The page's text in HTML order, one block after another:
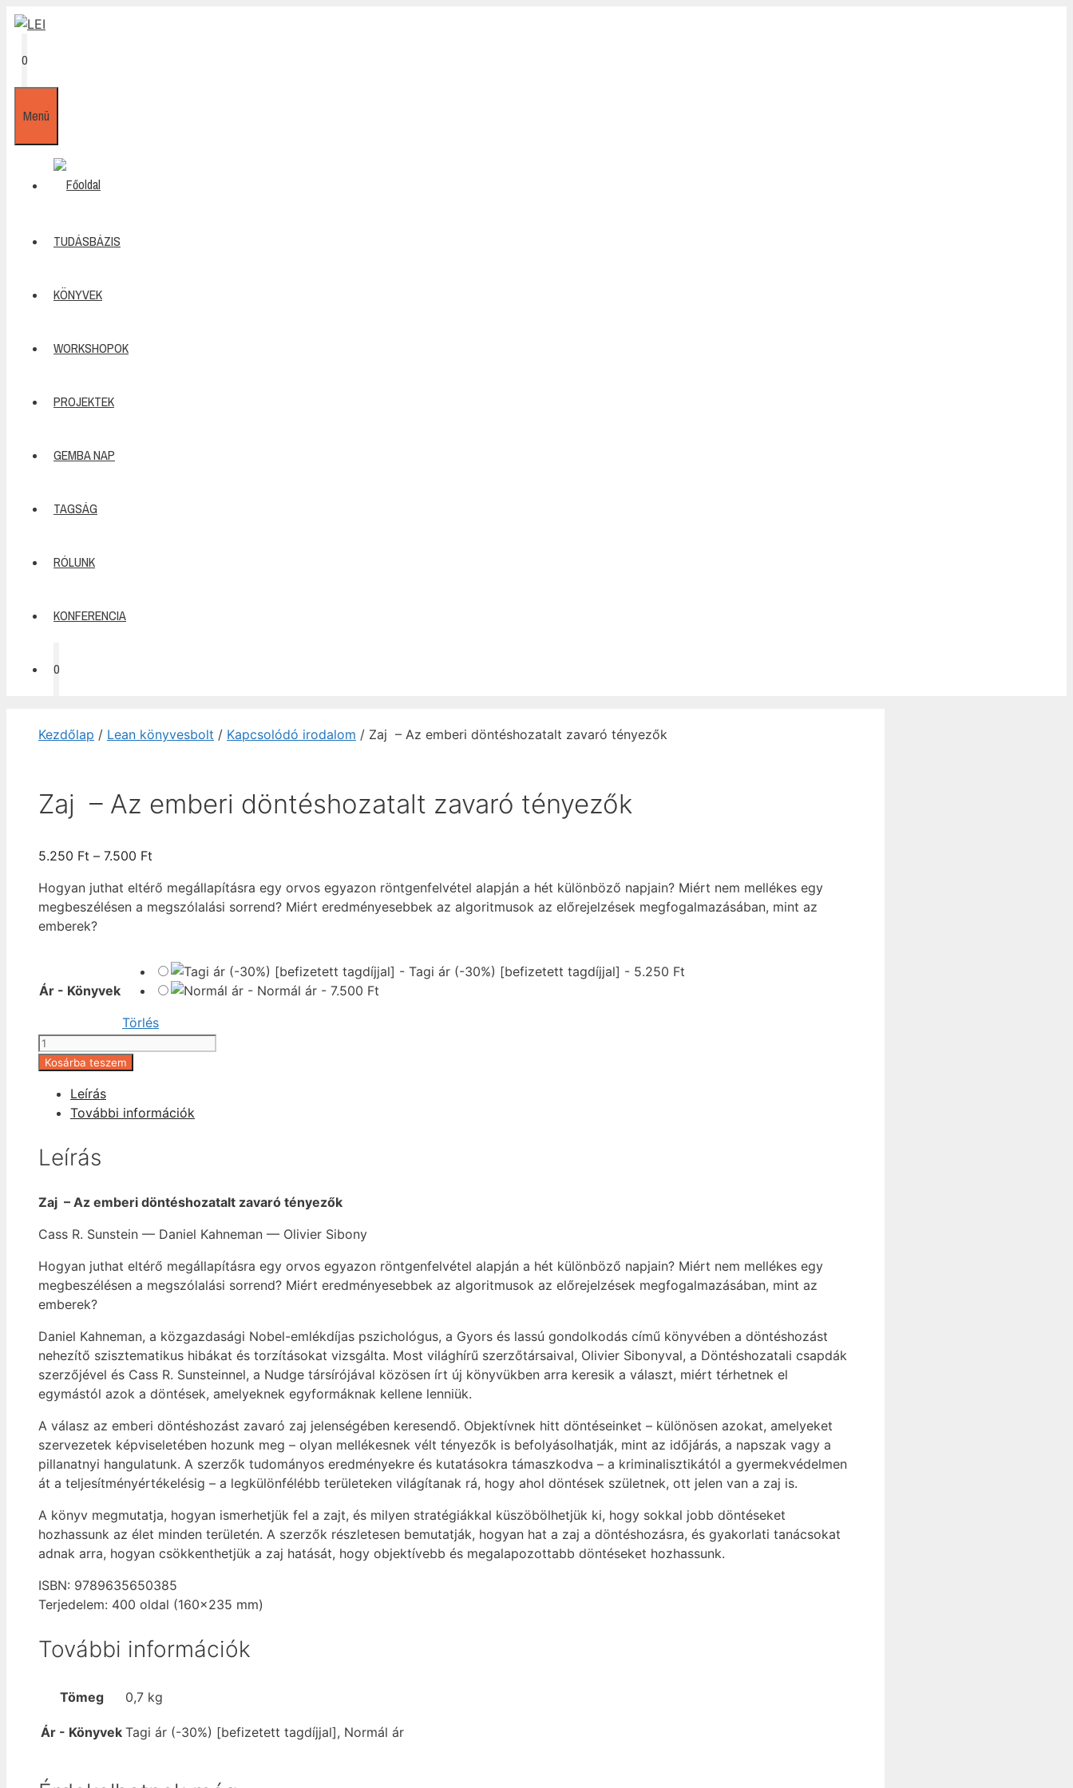
Kilépés
tartalomba
0
Menü
TUDÁSBÁZIS
KÖNYVEK
WORKSHOPOK
PROJEKTEK
GEMBA NAP
TAGSÁG
RÓLUNK
KONFERENCIA
0
Kezdőlap / Lean könyvesbolt / Kapcsolódó irodalom / Zaj – Az emberi döntéshozatalt zavaró tényezők
Zaj – Az emberi döntéshozatalt zavaró tényezők
5.250 Ft – 7.500 Ft
-
7.500 Ft
Hogyan juthat eltérő megállapításra egy orvos egyazon röntgenfelvétel alapján a hét különböző napjain? Miért nem mellékes egy
megbeszélésen a megszólalási sorrend? Miért eredményesebbek az algoritmusok az előrejelzések megfogalmazásában, mint az
emberek?
Ár - Könyvek
- Tagi ár (-30%) [befizetett tagdíjjal] - 5.250 Ft
- Normál ár - 7.500 Ft
Törlés
Zaj
-
emberi
döntéshozatalt
tényezők
Kosárba teszem
Leírás
További információk
Leírás
Zaj – Az emberi döntéshozatalt zavaró tényezők
Cass R. Sunstein — Daniel Kahneman — Olivier Sibony
Hogyan juthat eltérő megállapításra egy orvos egyazon röntgenfelvétel alapján a hét különböző napjain? Miért nem mellékes egy
megbeszélésen a megszólalási sorrend? Miért eredményesebbek az algoritmusok az előrejelzések megfogalmazásában, mint az
emberek?
Daniel Kahneman, a közgazdasági Nobel-emlékdíjas pszichológus, a Gyors és lassú gondolkodás című könyvében a döntéshozást
nehezítő szisztematikus hibákat és torzításokat vizsgálta. Most világhírű szerzőtársaival, Olivier Sibonyval, a Döntéshozatali csapdák
szerzőjével és Cass R. Sunsteinnel, a Nudge társírójával közösen írt új könyvükben arra keresik a választ, miért térhetnek el
egymástól azok a döntések, amelyeknek egyformáknak kellene lenniük.
A válasz az emberi döntéshozást zavaró zaj jelenségében keresendő. Objektívnek hitt döntéseinket – különösen azokat, amelyeket
szervezetek képviseletében hozunk meg – olyan mellékesnek vélt tényezők is befolyásolhatják, mint az időjárás, a napszak vagy a
pillanatnyi hangulatunk. A szerzők tudományos eredményekre és kutatásokra támaszkodva – a kriminalisztikától a gyermekvédelmen
át a teljesítményértékelésig – a legkülönfélébb területeken világítanak rá, hogy ahol döntések születnek, ott jelen van a zaj is.
A könyv megmutatja, hogyan ismerhetjük fel a zajt, és milyen stratégiákkal küszöbölhetjük ki, hogy sokkal jobb döntéseket
hozhassunk az élet minden területén. A szerzők részletesen bemutatják, hogyan hat a zaj a döntéshozásra, és gyakorlati tanácsokat
adnak arra, hogyan csökkenthetjük a zaj hatását, hogy objektívebb és megalapozottabb döntéseket hozhassunk.
ISBN: 9789635650385
Terjedelem: 400 oldal (160×235 mm)
További információk
Tömeg 0,7 kg
Ár - Könyvek Tagi ár (-30%) [befizetett tagdíjjal], Normál ár